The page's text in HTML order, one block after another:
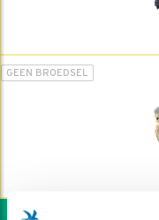
GEEN BROEDSEL